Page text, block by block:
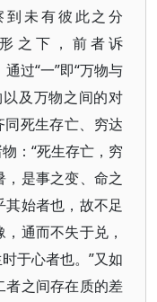
未有彼此之分
之下，前者诉
通过“一”即“万物与
及万物之间的对
同死生存亡、穷达
：“死生存亡，穷
是事之变、命之
始者也，故不足
通而不失于兑，
于心者也。”又如
者之间存在质的差